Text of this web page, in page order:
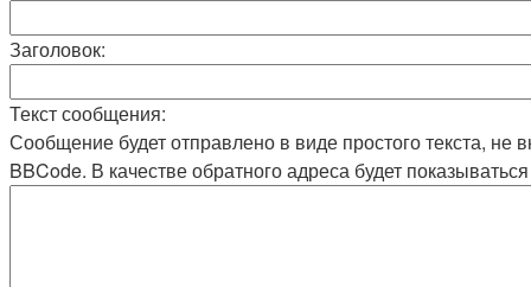
Заголовок:
Текст сообщения:
Сообщение будет отправлено в виде простого текста, не
BBCode. В качестве обратного адреса будет